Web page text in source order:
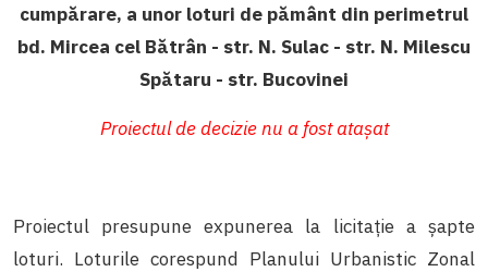
cumpărare, a unor loturi de pământ din perimetrul
bd. Mircea cel Bătrân - str. N. Sulac - str. N. Milescu
Spătaru - str. Bucovinei
Proiectul de decizie nu a fost atașat
Proiectul presupune expunerea la licitație a șapte
loturi. Loturile corespund Planului Urbanistic Zonal